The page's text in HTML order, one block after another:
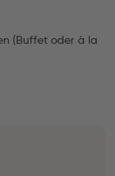
(Buffet oder à la